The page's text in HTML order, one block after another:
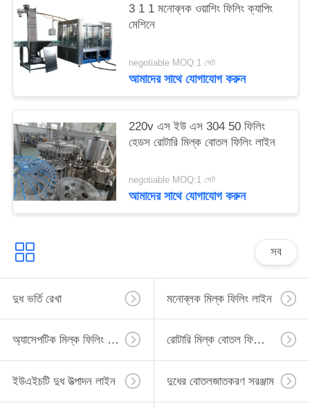
3 1 1 মনোব্লক ওয়াশিং ফিলিং ক্যাপিং
মেশিনে
negotiable MOQ:1 সেট
আমাদের সাথে যোগাযোগ করুন
220v এস ইউ এস 304 50 ফিলিং
হেডস রোটারি মিল্ক বোতল ফিলিং লাইন
negotiable MOQ:1 সেট
আমাদের সাথে যোগাযোগ করুন
সব
দুধ ভর্তি রেখা মনোব্লক মিল্ক ফিলিং লাইন
অ্যাসেপটিক মিল্ক ফিলিং লাইন রোটারি মিল্ক বোতল ফিলিং লাইন
ইউএইচটি দুধ উত্পাদন লাইন দুধের বোতলজাতকরণ সরঞ্জাম